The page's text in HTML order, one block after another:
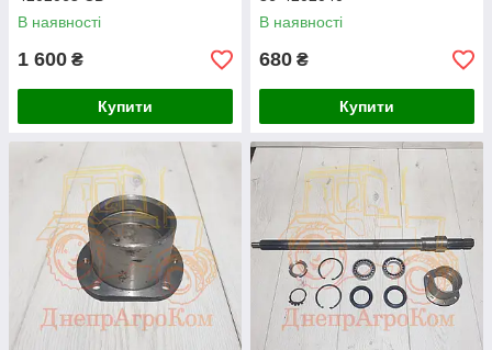
В наявності
1 600 ₴
Купити
В наявності
680 ₴
Купити